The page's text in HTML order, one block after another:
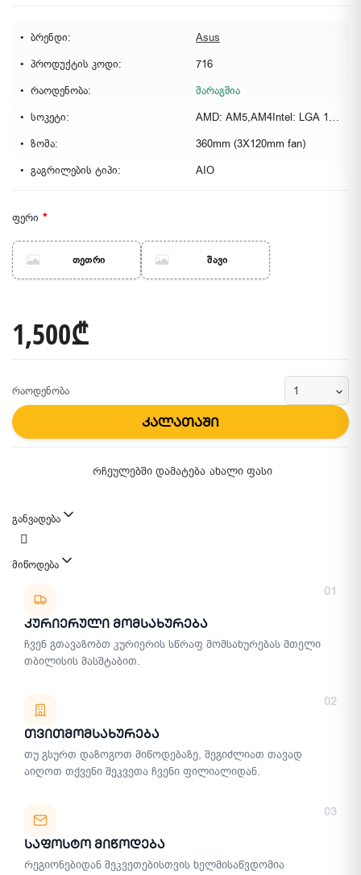
ბრენდი:
Asus
პროდუქტის კოდი:
716
რაოდენობა:
მარაგშია
სოკეტი:
AMD: AM5,AM4Intel: LGA 1851, 1700, 1200, 115x
ზომა:
360mm (3X120mm fan)
გაგრილების ტიპი:
AIO
ფერი
თეთრი შავი
1,500₾
რაოდენობა
კალათაში
რჩეულებში დამატება ახალი ფასი
განვადება
მიწოდება
01
Კურიერული Მომსახურება
ჩვენ გთავაზობთ კურიერის სწრაფ მომსახურებას მთელი
თბილისის მასშტაბით.
02
Თვითმომსახურება
თუ გსურთ დაზოგოთ მიწოდებაზე, შეგიძლიათ თავად
აიღოთ თქვენი შეკვეთა ჩვენი ფილიალიდან.
03
Საფოსტო Მიწოდება
რეგიონებიდან შეკვეთებისთვის ხელმისაწვდომია